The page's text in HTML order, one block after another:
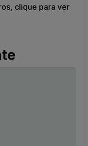
clique para ver